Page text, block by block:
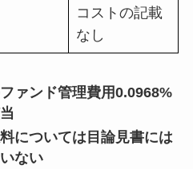
コストの記載
なし
ァンド管理費用0.0968%
については目論見書には
ない